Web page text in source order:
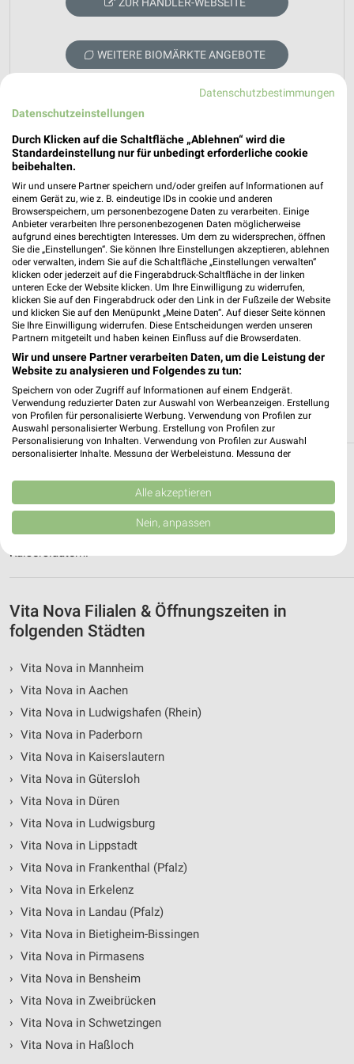
WEITERE BIOMÄRKTE ANGEBOTE
weekli - Prospekte & Angebote App
Alle Vita Nova Angebote immer griffbereit – mit der
kostenlosen weekli App für iOS & Android.
✔Standortgenaue Angebote
✔Folge deinem Lieblingshändler
✔Push-Benachrichtigungen bei neuen Prospekten
✔Einkaufsliste - Einkauf stressfrei planen
von Vita Nova in und um Kaiserslautern
Du suchst die nächste Filiale von Vita Nova in Kaiserslautern.
Hier siehst Du alle Vita Nova Filialen in der Umgebung von
Kaiserslautern.
Vita Nova Filialen & Öffnungszeiten in
folgenden Städten
› Vita Nova in Mannheim
› Vita Nova in Aachen
› Vita Nova in Ludwigshafen (Rhein)
› Vita Nova in Paderborn
› Vita Nova in Kaiserslautern
› Vita Nova in Gütersloh
› Vita Nova in Düren
› Vita Nova in Ludwigsburg
› Vita Nova in Lippstadt
› Vita Nova in Frankenthal (Pfalz)
› Vita Nova in Erkelenz
› Vita Nova in Landau (Pfalz)
› Vita Nova in Bietigheim-Bissingen
› Vita Nova in Pirmasens
› Vita Nova in Bensheim
› Vita Nova in Zweibrücken
› Vita Nova in Schwetzingen
› Vita Nova in Haßloch
Datenschutzbestimmungen
Datenschutzeinstellungen
Durch Klicken auf die Schaltfläche „Ablehnen“ wird die
Standardeinstellung nur für unbedingt erforderliche cookie
beibehalten.
Wir und unsere Partner speichern und/oder greifen auf Informationen auf
einem Gerät zu, wie z. B. eindeutige IDs in cookie und anderen
Browserspeichern, um personenbezogene Daten zu verarbeiten. Einige
Anbieter verarbeiten Ihre personenbezogenen Daten möglicherweise
aufgrund eines berechtigten Interesses. Um dem zu widersprechen, öffnen
Sie die „Einstellungen“. Sie können Ihre Einstellungen akzeptieren, ablehnen
oder verwalten, indem Sie auf die Schaltfläche „Einstellungen verwalten“
klicken oder jederzeit auf die Fingerabdruck-Schaltfläche in der linken
unteren Ecke der Website klicken. Um Ihre Einwilligung zu widerrufen,
klicken Sie auf den Fingerabdruck oder den Link in der Fußzeile der Website
und klicken Sie auf den Menüpunkt „Meine Daten“. Auf dieser Seite können
Sie Ihre Einwilligung widerrufen. Diese Entscheidungen werden unseren
Partnern mitgeteilt und haben keinen Einfluss auf die Browserdaten.
Wir und unsere Partner verarbeiten Daten, um die Leistung der
Website zu analysieren und Folgendes zu tun:
Speichern von oder Zugriff auf Informationen auf einem Endgerät.
Verwendung reduzierter Daten zur Auswahl von Werbeanzeigen. Erstellung
von Profilen für personalisierte Werbung. Verwendung von Profilen zur
Auswahl personalisierter Werbung. Erstellung von Profilen zur
Personalisierung von Inhalten. Verwendung von Profilen zur Auswahl
personalisierter Inhalte. Messung der Werbeleistung. Messung der
Kombinationen von Daten aus verschiedenen Quellen. Entwicklung und
Verbesserung der Angebote. Verwendung reduzierter Daten zur Auswahl
von Inhalten.
Daten können außerhalb der Europäischen Union weitergegeben und in die
Website/App.
Wir nutzen Ihre Daten für folgende Zwecke:
IAB-Verarbeitungszwecke:
Speichern von oder Zugriff auf Informationen
Verwendung reduzierter Daten zur Auswahl von
Erstellung von Profilen für personalisierte
Werbung
Verwendung von Profilen zur Auswahl
personalisierter Werbung
Erstellung von Profilen zur Personalisierung
von Inhalten
Verwendung von Profilen zur Auswahl
personalisierter Inhalte
Messung der Werbeleistung
Messung der Performance von Inhalten
Analyse von Zielgruppen durch Statistiken oder
Kombinationen von Daten aus verschiedenen
Entwicklung und Verbesserung der Angebote
Alle akzeptieren
Nein, anpassen